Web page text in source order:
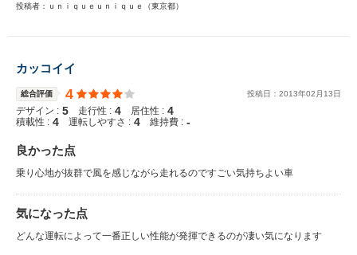
投稿者：ｕｎｉｑｕｅｕｎｉｑｕｅ（東京都）
カッコイイ
総合評価 4 投稿日： 2013年02 月 13日
デザイン : 5 走行性 : 4 居住性 : 4
積載性 : 4 運転しやすさ : 4 維持費 : -
良かった点
乗り心地が抜群で風を感じながら走れるのですごい気持ちよい車
気になった点
どんな運転によって一番正しい性能が発揮できるのが凄い気になります